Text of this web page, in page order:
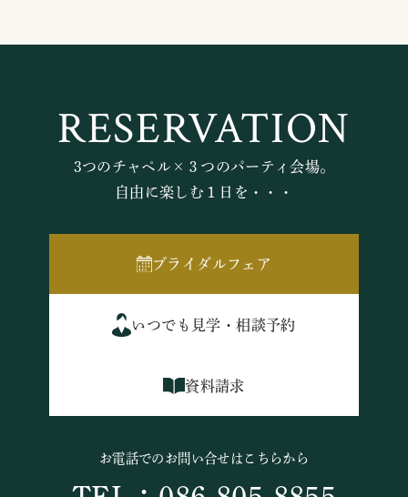
RESERVATION
3つのチャペル×３つのパーティ会場。
自由に楽しむ１日を・・・
ブライダルフェア
いつでも見学・相談予約
資料請求
お電話でのお問い合せはこちらから